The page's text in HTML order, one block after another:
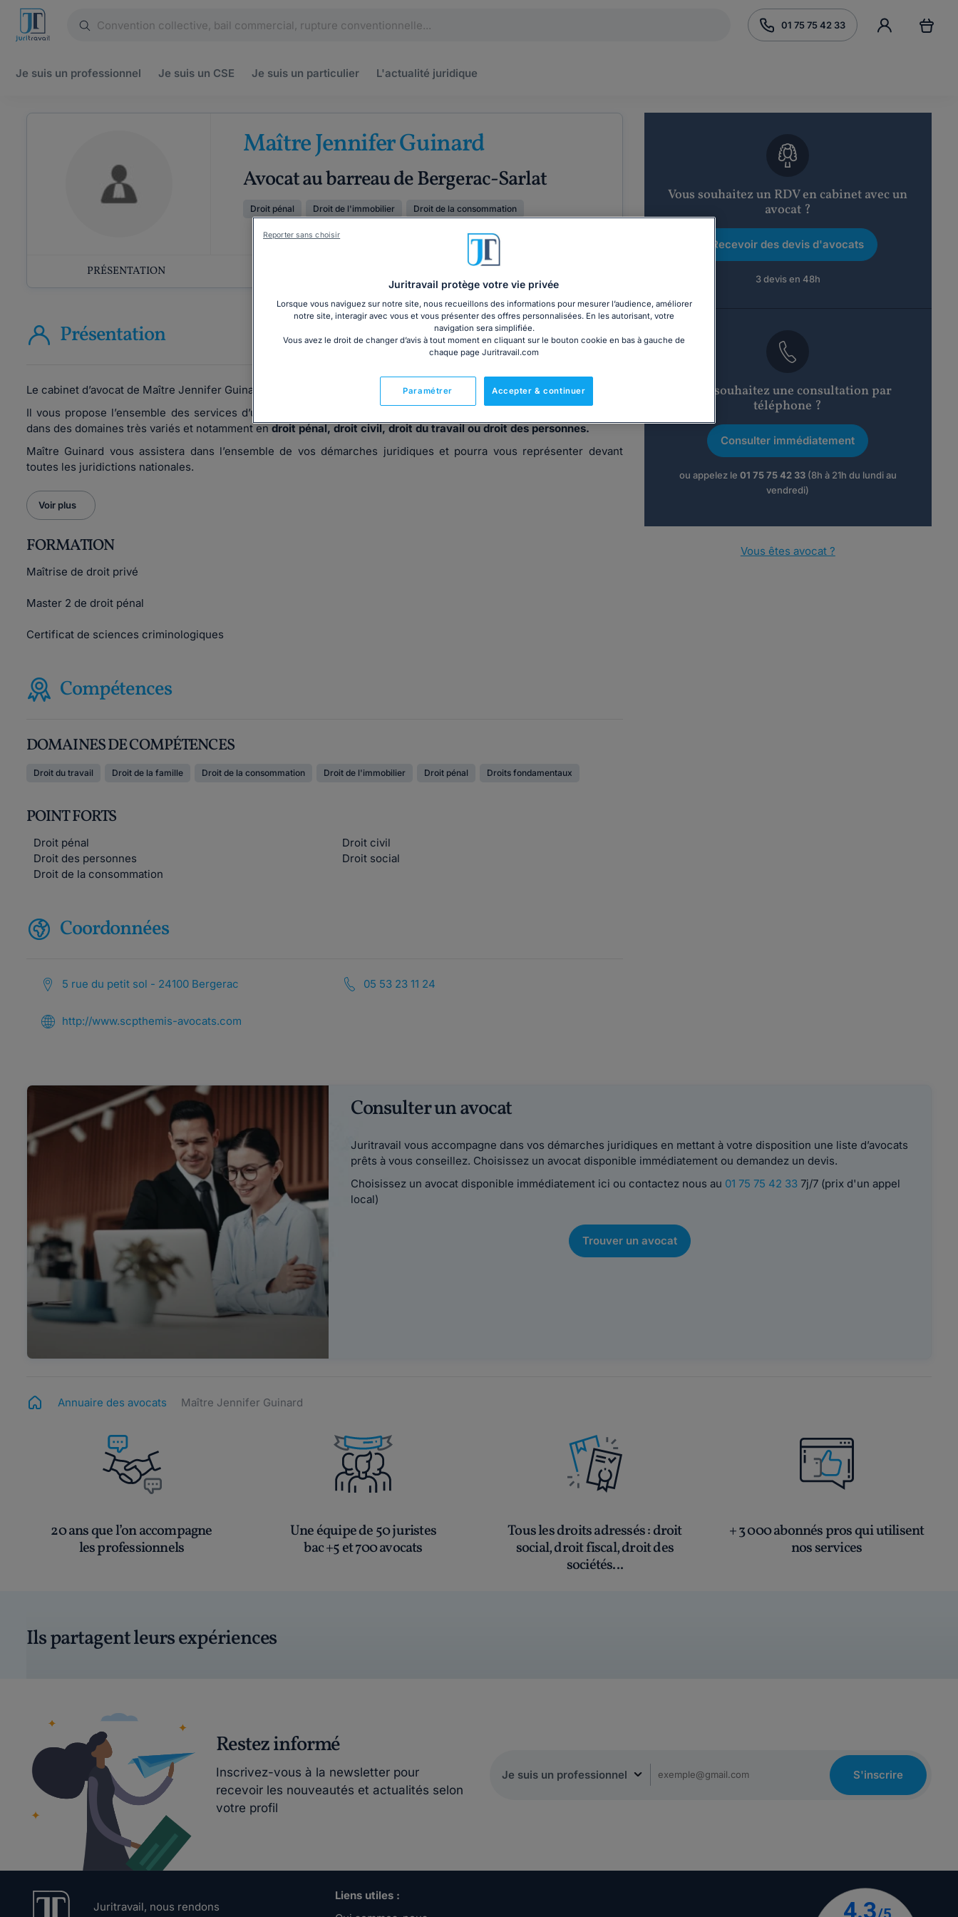
01 75 75 42 33
Je suis un professionnel Je suis un CSE Je suis un particulier L'actualité juridique
Maître Jennifer Guinard
Avocat au barreau de Bergerac-Sarlat
Droit pénal Droit de l'immobilier Droit de la consommation
PRÉSENTATION
Présentation
Le cabinet d’avocat de Maître Jennifer Guinard se situe à Bergerac (24100).
Il vous propose l’ensemble des services d’un cabinet généraliste et exerce une activité de défense et de conseil
dans des domaines très variés et notamment endroit pénal, droit civil, droit du travail ou droit des personnes.
Maître Guinard vous assistera dans l’ensemble de vos démarches juridiques et pourra vous représenter devant
toutes les juridictions nationales.
Voir plus
FORMATION
Maîtrise de droit privé
Master 2 de droit pénal
Certificat de sciences criminologiques
Compétences
DOMAINES DE COMPÉTENCES
Droit du travail Droit de la famille Droit de la consommation Droit de l'immobilier Droit pénal Droits fondamentaux
POINT FORTS
Droit pénal
Droit civil
Droit des personnes
Droit social
Droit de la consommation
Coordonnées
5 rue du petit sol - 24100 Bergerac 05 53 23 11 24
http://www.scpthemis-avocats.com
Vous souhaitez un RDV en cabinet avec un
avocat ?
Recevoir des devis d'avocats
3 devis en 48h
Vous souhaitez une consultation par
téléphone ?
Consulter immédiatement
ou appelez le 01 75 75 42 33(8h à 21h du lundi au
vendredi)
Vous êtes avocat ?
Consulter un avocat
Juritravail vous accompagne dans vos démarches juridiques en mettant à votre disposition une liste d’avocats
prêts à vous conseillez. Choisissez un avocat disponible immédiatement ou demandez un devis.
Choisissez un avocat disponible immédiatement ici ou contactez nous au 01 75 75 42 337j/7 (prix d'un appel
local)
Trouver un avocat
Annuaire des avocats Maître Jennifer Guinard
20 ans que l’on accompagne
les professionnels
Une équipe de 50 juristes
bac +5 et 700 avocats
Tous les droits adressés: droit
social, droit fiscal, droit des
sociétés...
+ 3 000 abonnés pros qui utilisent
nos services
Ils partagent leurs expériences
Restez informé
Inscrivez-vous à la newsletter pour
recevoir les nouveautés et actualités selon
votre profil
S'inscrire
Juritravail, nous rendons
Liens utiles :
Juritravail protège votre vie privée
Lorsque vous naviguez sur notre site, nous recueillons des informations pour mesurer l’audience, améliorer
notre site, interagir avec vous et vous présenter des offres personnalisées. En les autorisant, votre
navigation sera simplifiée.
Vous avez le droit de changer d’avis à tout moment en cliquant sur le bouton cookie en bas à gauche de
chaque page Juritravail.com
Accepter & continuer
Paramétrer
Reporter sans choisir